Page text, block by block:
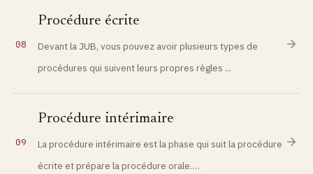
08
Procédure écrite
Devant la JUB, vous pouvez avoir plusieurs types de
procédures qui suivent leurs propres règles ...
09
Procédure intérimaire
La procédure intérimaire est la phase qui suit la procédure
écrite et prépare la procédure orale.…